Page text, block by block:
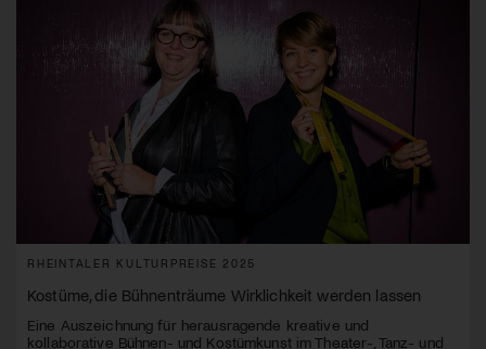
RHEINTALER KULTURPREISE 2025
Kostüme, die Bühnenträume Wirklichkeit werden lassen
Eine Auszeichnung für herausragende kreative und
kollaborative Bühnen- und Kostümkunst im Theater-, Tanz- und